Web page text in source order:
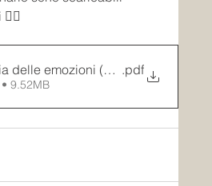
delle emozioni (9 novembre 2024)
.pdf
9.52MB